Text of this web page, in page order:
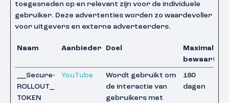
toegesneden op en relevant zijn voor de individuele
gebruiker. Deze advertenties worden zo waardevoller
voor uitgevers en externe adverteerders.
Naam Aanbieder Doel
Maximale
__Secure-
ROLLOUT_
TOKEN
YouTube
Wordt gebruikt om
de interactie van
gebruikers met
180
dagen